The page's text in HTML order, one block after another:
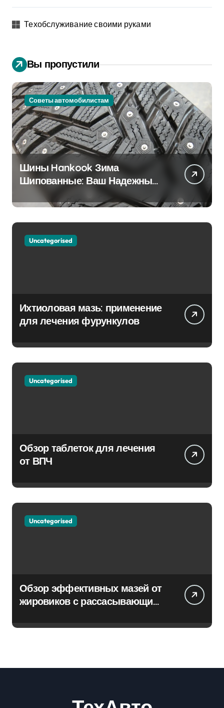
Техобслуживание своими руками
Вы пропустили
Советы автомобилистам
Шины Hankook Зима
Шипованные: Ваш Надежный
Партнёр на Снежных Дорогах
Uncategorised
Ихтиоловая мазь: применение
для лечения фурункулов
Uncategorised
Обзор таблеток для лечения
от ВПЧ
Uncategorised
Обзор эффективных мазей от
жировиков с рассасывающим